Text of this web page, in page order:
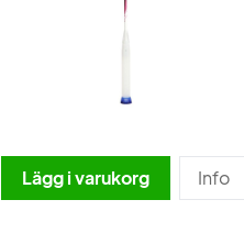
Lägg i varukorg Info